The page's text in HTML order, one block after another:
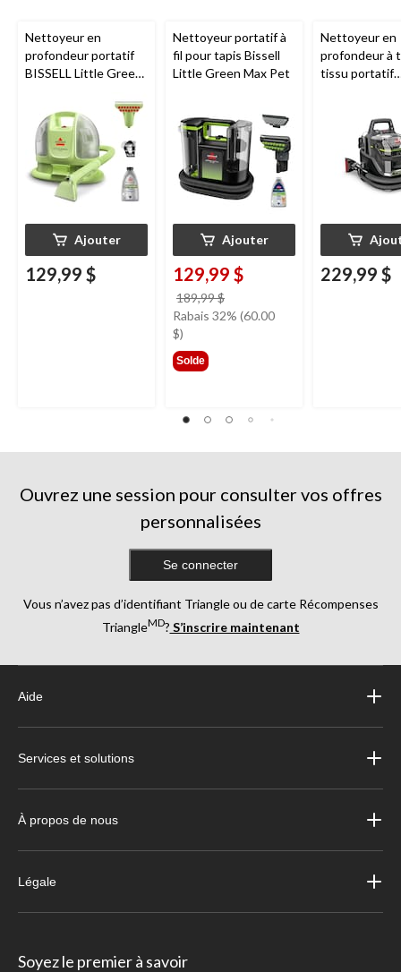
Nettoyeur en
profondeur portatif
BISSELL Little Green
tapis et tissus
d'ameublement
Ajouter
129,99 $
Nettoyeur portatif à
fil pour tapis Bissell
Little Green Max Pet
Ajouter
129,99 $
189,99 $
était
Rabais 32% (60.00
$)
Solde
Nettoyeur en
profondeur à
tissu portatif
229,99 $
Ouvrez une session pour consulter vos offres
personnalisées
Se connecter
Vous n’avez pas d’identifiant Triangle ou de carte Récompenses
TriangleMD? S’inscrire maintenant
Aide
Services et solutions
À propos de nous
Légale
Soyez le premier à savoir